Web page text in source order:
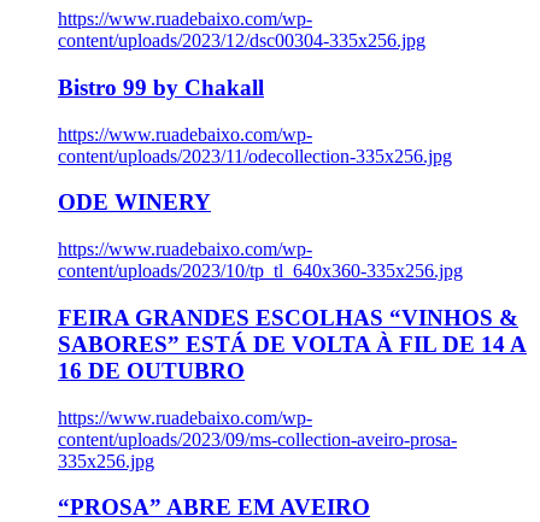
https://www.ruadebaixo.com/wp-
content/uploads/2023/12/dsc00304-335x256.jpg
Bistro 99 by Chakall
https://www.ruadebaixo.com/wp-
content/uploads/2023/11/odecollection-335x256.jpg
ODE WINERY
https://www.ruadebaixo.com/wp-
content/uploads/2023/10/tp_tl_640x360-335x256.jpg
FEIRA GRANDES ESCOLHAS “VINHOS &
SABORES” ESTÁ DE VOLTA À FIL DE 14 A
16 DE OUTUBRO
https://www.ruadebaixo.com/wp-
content/uploads/2023/09/ms-collection-aveiro-prosa-
335x256.jpg
“PROSA” ABRE EM AVEIRO